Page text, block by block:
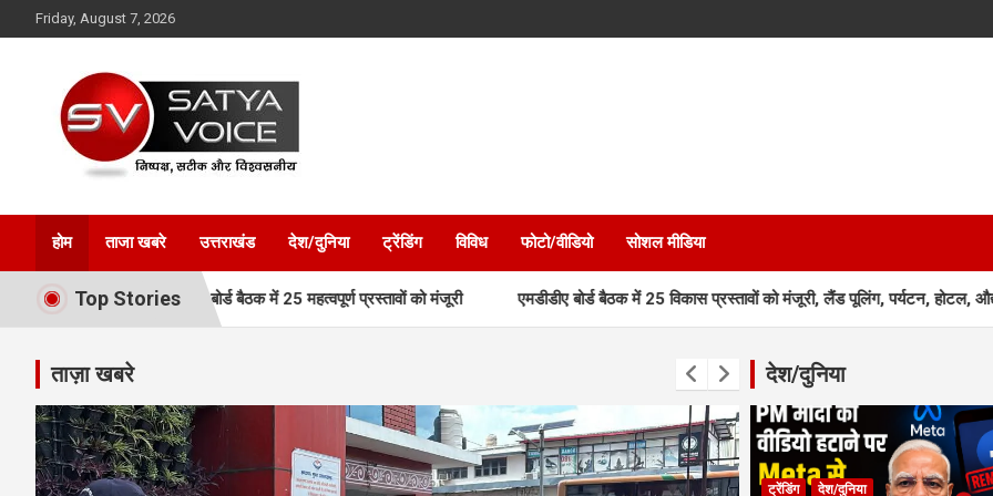
to
Friday, August 7, 2026
Satya Voice
होम ताजा खबरे उत्तराखंड देश/दुनिया ट्रेंडिंग विविध फोटो/वीडियो सोशल मीडिया
Top Stories
MDDA बोर्ड बैठक में 25 महत्वपूर्ण प्रस्तावों को मंजूरी एमडीडीए बोर्ड बैठक में 25 विकास प्रस्तावों को मंजूरी, लैंड पूलिंग, पर्यटन, होटल, औद्योगिक भवन
ताज़ा खबरे देश/दुनिया
ट्रेंडिंग देश/दुनिया